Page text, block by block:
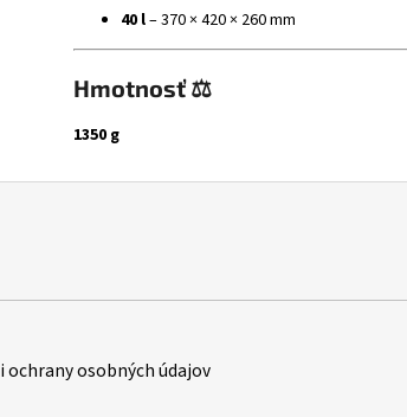
40 l– 370 × 420 × 260 mm
Hmotnosť ⚖️
1350 g
osobných údajov